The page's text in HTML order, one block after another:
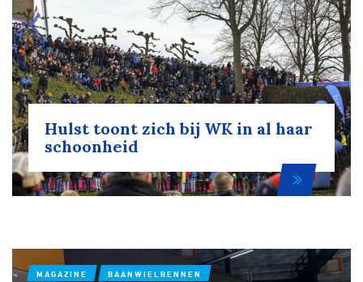
Hulst toont zich bij WK in al haar
schoonheid
MAGAZINE BAANWIELRENNEN